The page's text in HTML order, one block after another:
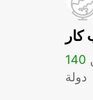
140
دولة